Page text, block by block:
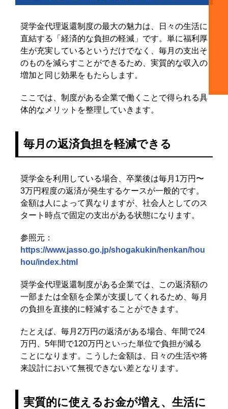
奨学金代理返還制度の最大の魅力は、日々の生活に
直結する「経済的な負担の軽減」です。単に福利厚
生が充実しているというだけでなく、毎月の支出そ
のものを減らすことができるため、実質的な収入の
増加と同じ効果をもたらします。
ここでは、制度がある企業で働くことで得られる具
体的なメリットを整理していきます。
毎月の返済負担を軽減できる
奨学金を利用している場合、卒業後は毎月1万円〜
3万円程度の返済が発生するケースが一般的です。
金額は人によって異なりますが、社会人としてのス
タート時点で固定の支出がある状態になります。
参照元：
https://www.jasso.go.jp/shogakukin/henkan/hou
hou/index.html
奨学金代理返還制度がある企業では、この返済額の
一部または全額を企業が支援してくれるため、毎月
の負担を直接的に軽減することができます。
たとえば、毎月2万円の返済がある場合、年間で24
万円、5年間で120万円といった単位で負担が減る
ことになります。こうした金額は、日々の生活や将
来設計において無視できない差となります。
実質的に使えるお金が増え、生活に